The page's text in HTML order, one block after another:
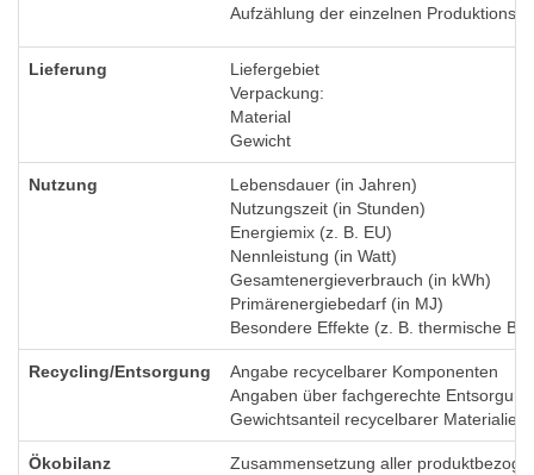
Aufzählung der einzelnen
Lieferung
Liefergebiet
Verpackung:
Material
Gewicht
Nutzung
Lebensdauer (in Jahren)
Nutzungszeit (in Stunden)
Energiemix (z. B. EU)
Nennleistung (in Watt)
Gesamtenergieverbrauch (in kWh)
Primärenergiebedarf (in MJ)
Besondere Effekte (z. B. thermische
Recycling/Entsorgung
Angabe recycelbarer Komponenten
Angaben über fachgerechte
Gewichtsanteil recycelbarer Materialien
Ökobilanz
Zusammensetzung aller